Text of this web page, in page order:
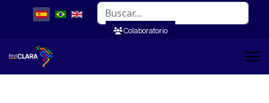
Buscar
Colaboratorio